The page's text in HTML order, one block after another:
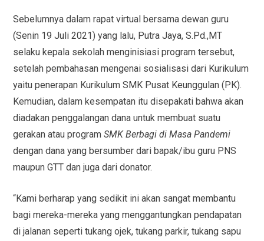
Sebelumnya dalam rapat virtual bersama dewan guru
(Senin 19 Juli 2021) yang lalu, Putra Jaya, S.Pd.,MT
selaku kepala sekolah menginisiasi program tersebut,
setelah pembahasan mengenai sosialisasi dari Kurikulum
yaitu penerapan Kurikulum SMK Pusat Keunggulan (PK).
Kemudian, dalam kesempatan itu disepakati bahwa akan
diadakan penggalangan dana untuk membuat suatu
gerakan atau programSMK Berbagi di Masa Pandemi
dengan dana yang bersumber dari bapak/ibu guru PNS
maupun GTT dan juga dari donator.
“Kami berharap yang sedikit ini akan sangat membantu
bagi mereka-mereka yang menggantungkan pendapatan
di jalanan seperti tukang ojek, tukang parkir, tukang sapu